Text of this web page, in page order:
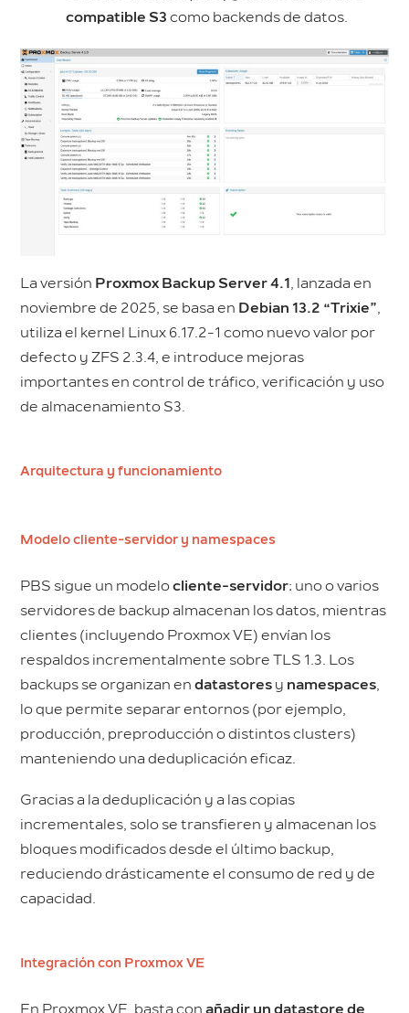
compatible S3 como backends de datos.
La versión Proxmox Backup Server 4.1, lanzada en
noviembre de 2025, se basa en Debian 13.2 “Trixie”,
utiliza el kernel Linux 6.17.2-1 como nuevo valor por
defecto y ZFS 2.3.4, e introduce mejoras
importantes en control de tráfico, verificación y uso
de almacenamiento S3.
Arquitectura y funcionamiento
Modelo cliente-servidor y namespaces
PBS sigue un modelocliente-servidor: uno o varios
servidores de backup almacenan los datos, mientras
clientes (incluyendo Proxmox VE) envían los
respaldos incrementalmente sobre TLS 1.3. Los
backups se organizan endatastores y namespaces
lo que permite separar entornos (por ejemplo,
producción, preproducción o distintos clusters)
manteniendo una deduplicación eficaz.
Gracias a la deduplicación y a las copias
incrementales, solo se transfieren y almacenan los
bloques modificados desde el último backup,
reduciendo drásticamente el consumo de red y de
capacidad.
Integración con Proxmox VE
En Proxmox VE, basta con